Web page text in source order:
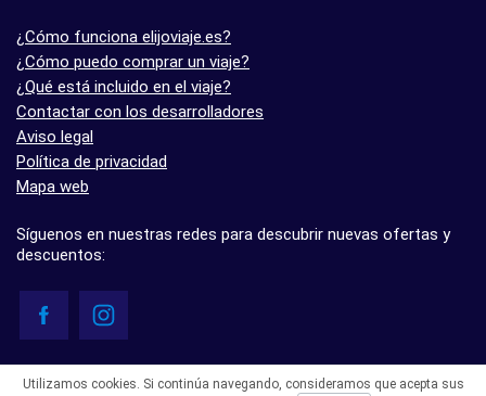
¿Cómo funciona elijoviaje.es?
¿Cómo puedo comprar un viaje?
¿Qué está incluido en el viaje?
Contactar con los desarrolladores
Aviso legal
Política de privacidad
Mapa web
Síguenos en nuestras redes para descubrir nuevas ofertas y
descuentos:
- 5.0 basado en 7 opiniones
Utilizamos cookies. Si continúa navegando, consideramos que acepta sus